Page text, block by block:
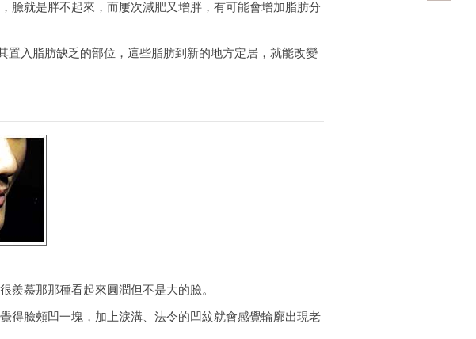
臉就是胖不起來，而屢次減肥又增胖，有可能會增加脂肪分
入脂肪缺乏的部位，這些脂肪到新的地方定居，就能改變
羨慕那那種看起來圓潤但不是大的臉。
得臉頰凹一塊，加上淚溝、法令的凹紋就會感覺輪廓出現老